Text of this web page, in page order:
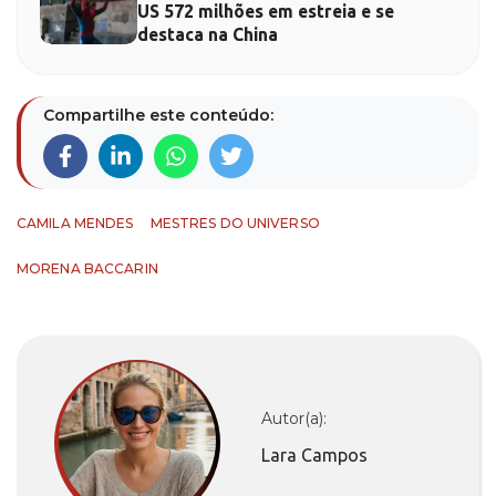
US 572 milhões em estreia e se
destaca na China
Compartilhe este conteúdo:
CAMILA MENDES MESTRES DO UNIVERSO
MORENA BACCARIN
Autor(a):
Lara Campos